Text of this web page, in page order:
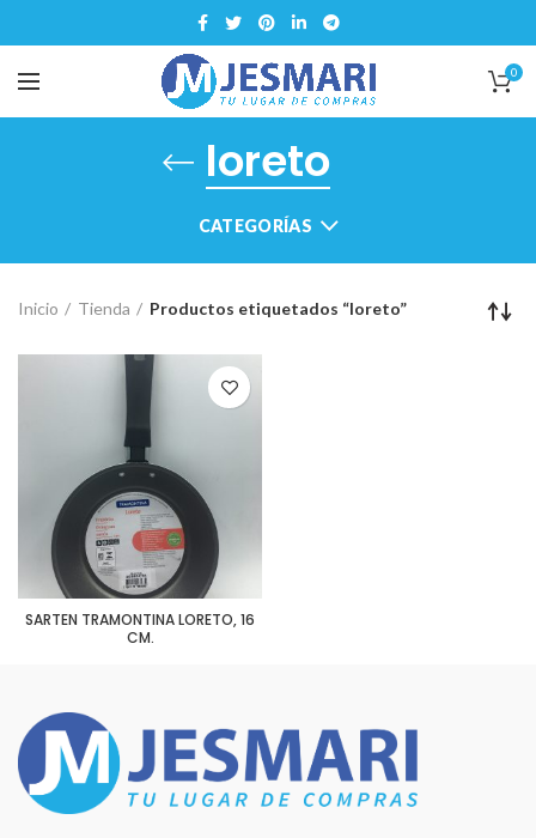
0
loreto
CATEGORÍAS
Inicio Tienda Productos etiquetados “loreto”
SARTEN TRAMONTINA LORETO, 16
CM.